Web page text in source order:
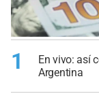
1
En vivo: así
Argentina